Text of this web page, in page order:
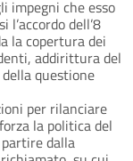
impegni che esso
dell’8
la copertura dei
addirittura del
questione
per rilanciare
la politica del
dalla